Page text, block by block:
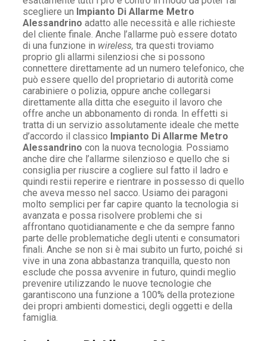
scegliere un Impianto Di Allarme Metro
Alessandrino adatto alle necessità e alle richieste
del cliente finale. Anche l’allarme può essere dotato
di una funzione in wireless, tra questi troviamo
proprio gli allarmi silenziosi che si possono
connettere direttamente ad un numero telefonico, che
può essere quello del proprietario di autorità come
carabiniere o polizia, oppure anche collegarsi
direttamente alla ditta che eseguito il lavoro che
offre anche un abbonamento di ronda. In effetti si
tratta di un servizio assolutamente ideale che mette
d’accordo il classico Impianto Di Allarme Metro
Alessandrino con la nuova tecnologia. Possiamo
anche dire che l’allarme silenzioso e quello che si
consiglia per riuscire a cogliere sul fatto il ladro e
quindi restii reperire e rientrare in possesso di quello
che aveva messo nel sacco. Usiamo dei paragoni
molto semplici per far capire quanto la tecnologia si
avanzata e possa risolvere problemi che si
affrontano quotidianamente e che da sempre fanno
parte delle problematiche degli utenti e consumatori
finali. Anche se non si è mai subito un furto, poiché si
vive in una zona abbastanza tranquilla, questo non
esclude che possa avvenire in futuro, quindi meglio
prevenire utilizzando le nuove tecnologie che
garantiscono una funzione a 100% della protezione
dei propri ambienti domestici, degli oggetti e della
famiglia.